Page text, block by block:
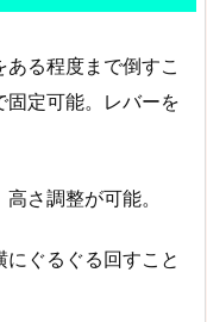
る程度まで倒すこ
固定可能。レバーを
さ調整が可能。
ぐるぐる回すこと